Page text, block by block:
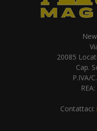
20085
Cap.
P.IVA/
Contattaci: